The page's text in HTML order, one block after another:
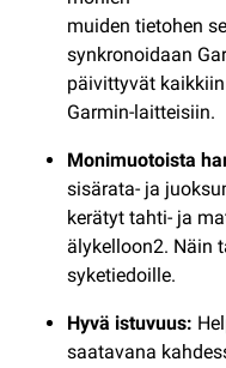
muiden tietohen
synkronoidaan
päivittyvät
Garmin-laitteisiin.
Monimuotoista
sisärata- ja
kerätyt tahti- ja
älykelloon2. Näin
syketiedoille.
Hyvä istuvuus:
saatavana